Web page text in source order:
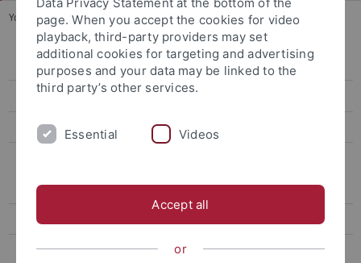
You are here: Startseite ... TUSTEP
Client Management
Mailprogramme
Rechner-Beschaffung
Adobe Acrobat Professional
Adobe Creative Cloud (All Apps)
Autodesk-Software
page. When you accept the cookies for video
playback, third-party providers may set
additional cookies for targeting and advertising
purposes and your data may be linked to the
third party’s other services.
Essential Videos
Accept all
or